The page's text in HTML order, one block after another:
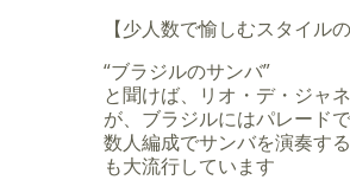
【少人数で愉しむスタイルの
“ブラジルのサンバ”
と聞けば、リオ・デ・ジャ
が、ブラジルにはパレード
数人編成でサンバを演奏す
も大流行しています